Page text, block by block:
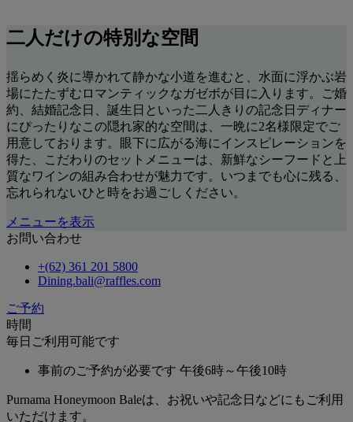
二人だけの特別な空間
揺らめく炎に導かれて静かな小道を進むと、水面に浮かぶ岩
場にたたずむロマンティックなガゼボが目に入ります。ご婚
約、結婚記念日、誕生日といった二人きりの記念日ディナー
にぴったりなこの隠れ家的な空間は、一晩に2名様限定でご
用意しております。眼下に広がる海にインスピレーションを
得た、こだわりのセットメニューは、新鮮なシーフードと上
質なワインの組み合わせが魅力です。いつまでも心に残る、
忘れられないひと時をお過ごしください。
メニューを表示
お問い合わせ
+(62) 361 201 5800
Dining.bali@raffles.com
ご予約
時間
毎日ご利用可能です
事前のご予約が必要です 午後6時～午後10時
Purnama Honeymoon Baleは、お祝いや記念日などにもご利用
いただけます。